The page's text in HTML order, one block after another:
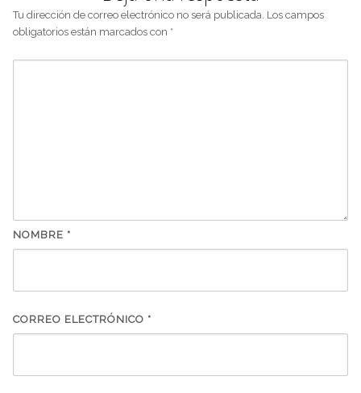
Tu dirección de correo electrónico no será publicada. Los campos
obligatorios están marcados con *
NOMBRE *
CORREO ELECTRÓNICO *